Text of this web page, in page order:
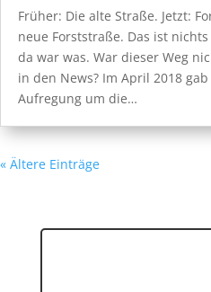
Früher: Die alte Straße. Jetzt:
neue Forststraße. Das ist
da war was. War dieser Weg
in den News? Im April 2018
Aufregung um die…
« Ältere Einträge